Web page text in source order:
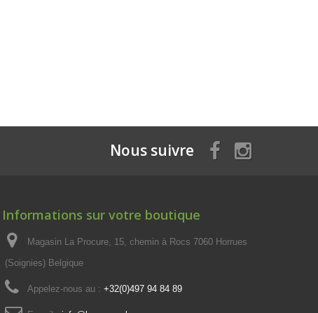
Nous suivre
Informations sur votre boutique
Magasin La Procure, 15, chemin à Rocs 7060 Horrues
(Soignies) Belgique
Appelez-nous au : +32(0)497 94 84 89